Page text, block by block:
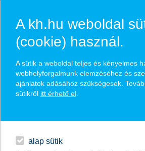
English
hírek és hivatalos
közzétételek
A kh.hu weboldal
(cookie) használ.
A sütik a weboldal teljes és kényelmes
webhelyforgalmunk elemzéséhez és
ajánlatok adásához szükségesek.
sütikről itt érhető el
alap sütik